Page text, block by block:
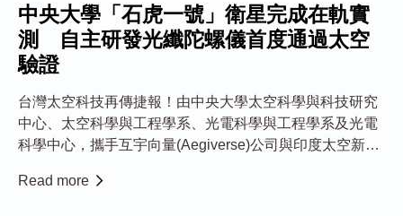
中央大學「石虎一號」衛星完成在軌實
測 自主研發光纖陀螺儀首度通過太空
驗證
台灣太空科技再傳捷報！由中央大學太空科學與科技研究
中心、太空科學與工程學系、光電科學與工程學系及光電
科學中心，攜手互宇向量(Aegiverse)公司與印度太空新創
不但順利升空，近日更接收到訊號，成功驗證台灣自主研
Read more